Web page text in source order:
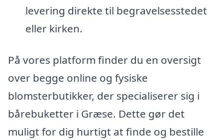
levering direkte til begravelsesstedet
eller kirken.
På vores platform finder du en oversigt
over begge online og fysiske
blomsterbutikker, der specialiserer sig i
bårebuketter i Græse. Dette gør det
muligt for dig hurtigt at finde og bestille